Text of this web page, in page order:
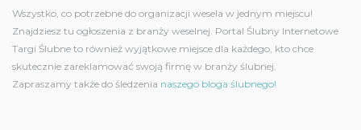
Wszystko, co potrzebne do organizacji wesela w jednym miejscu!
Znajdziesz tu ogłoszenia z branży weselnej. Portal Ślubny Internetowe
Targi Ślubne to również wyjątkowe miejsce dla każdego, kto chce
skutecznie zareklamować swoją firmę w branży ślubnej.
Zapraszamy także do śledzenia naszego bloga ślubnego!